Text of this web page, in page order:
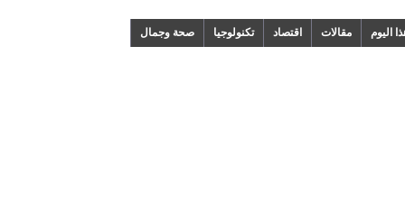
مقالات اقتصاد تكنولوجيا صحة وجمال